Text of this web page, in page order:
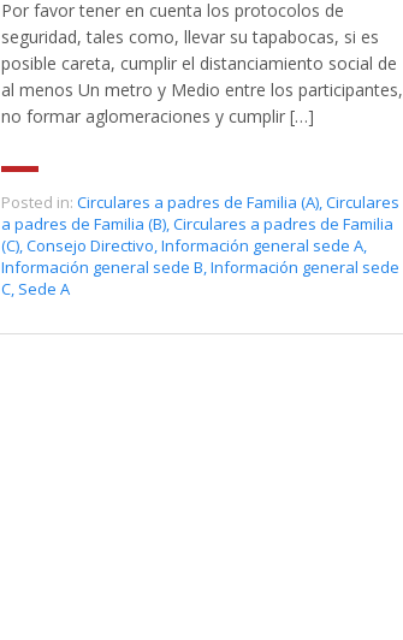
Por favor tener en cuenta los protocolos de
seguridad, tales como, llevar su tapabocas, si es
posible careta, cumplir el distanciamiento social de
al menos Un metro y Medio entre los participantes,
no formar aglomeraciones y cumplir […]
Posted in: Circulares a padres de Familia (A),Circulares
a padres de Familia (B),Circulares a padres de Familia
(C),Consejo Directivo,Información general sede A,
Información general sede B,Información general sede
C, Sede A